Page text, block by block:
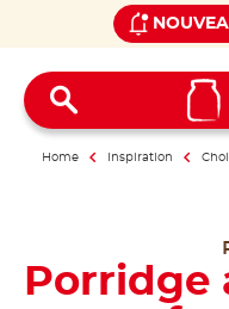
Home Inspiration
Porridge